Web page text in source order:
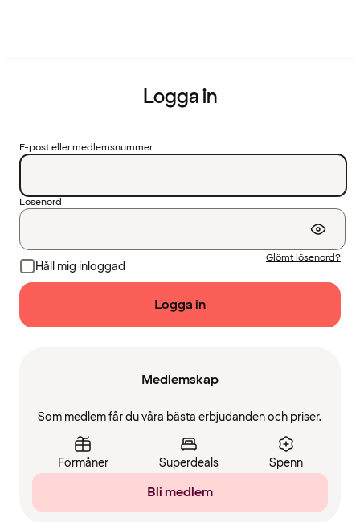
Logga in
E-post eller medlemsnummer
Lösenord
Håll mig inloggad
Glömt lösenord?
Logga in
Medlemskap
Som medlem får du våra bästa erbjudanden och priser.
Förmåner Superdeals Spenn
Bli medlem